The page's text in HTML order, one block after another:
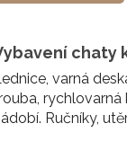
chaty
varná
rychlovarná
Ručníky,